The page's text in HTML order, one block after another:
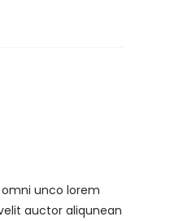
unco lorem
auctor aliqunean